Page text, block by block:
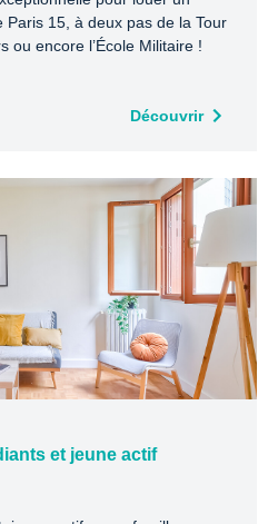
15, à deux pas de la Tour
ou encore l’École Militaire !
Découvrir
et jeune actif